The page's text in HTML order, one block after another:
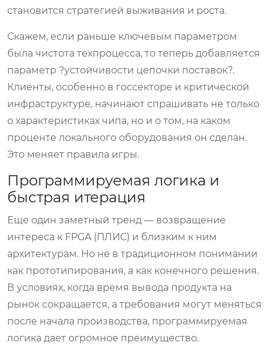
становится стратегией выживания и роста.
Скажем, если раньше ключевым параметром
была чистота техпроцесса, то теперь добавляется
параметр ?устойчивости цепочки поставок?.
Клиенты, особенно в госсекторе и критической
инфраструктуре, начинают спрашивать не только
о характеристиках чипа, но и о том, на каком
проценте локального оборудования он сделан.
Это меняет правила игры.
Программируемая логика и
быстрая итерация
Еще один заметный тренд — возвращение
интереса к FPGA (ПЛИС) и близким к ним
архитектурам. Но не в традиционном понимании
как прототипирования, а как конечного решения.
В условиях, когда время вывода продукта на
рынок сокращается, а требования могут меняться
после начала производства, программируемая
логика дает огромное преимущество.